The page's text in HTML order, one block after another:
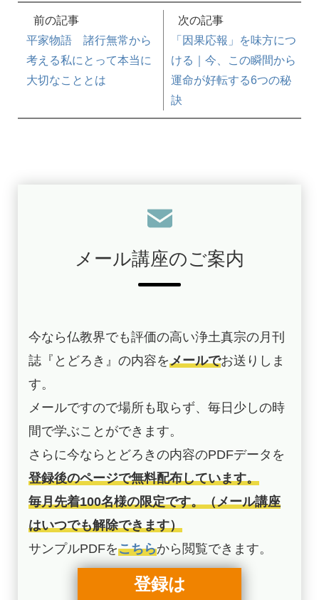
前の記事
平家物語 諸行無常から
考える私にとって本当に
大切なこととは
次の記事
「因果応報」を味方につ
ける｜今、この瞬間から
運命が好転する6つの秘
訣
メール講座のご案内
今なら仏教界でも評価の高い浄土真宗の月刊
誌『とどろき』の内容をメールでお送りしま
す。
メールですので場所も取らず、毎日少しの時
間で学ぶことができます。
さらに今ならとどろきの内容のPDFデータを
登録後のページで無料配布しています。
毎月先着100名様の限定です。（メール講座
はいつでも解除できます）
サンプルPDFをこちらから閲覧できます。
登録は